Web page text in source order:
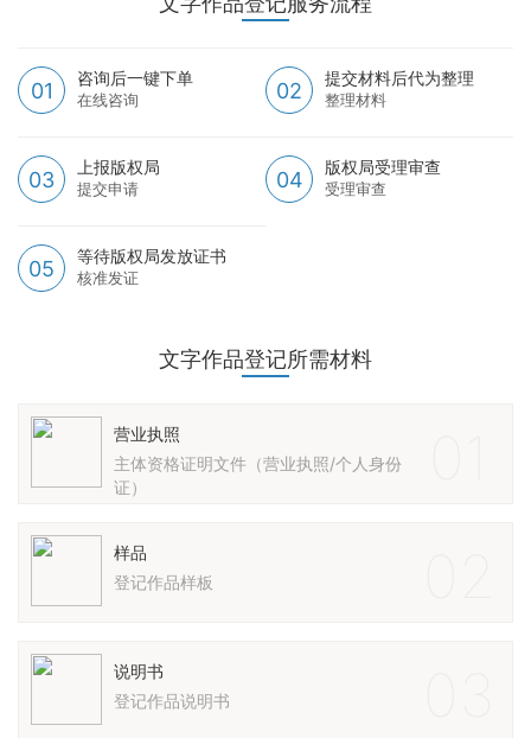
01
咨询后一键下单
在线咨询 02
提交材料后代为整理
整理材料
03
上报版权局
提交申请 04
版权局受理审查
受理审查
05
等待版权局发放证书
核准发证
文字作品登记所需材料
营业执照
主体资格证明文件（营业执照/个人身份
证）
样品
登记作品样板
说明书
登记作品说明书